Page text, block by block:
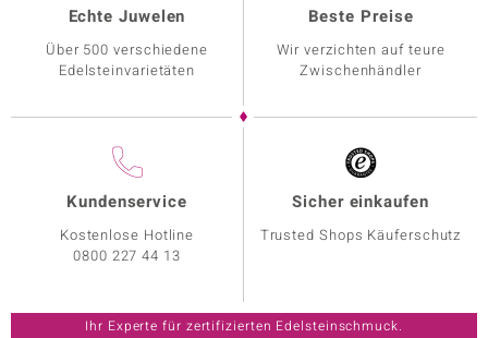
Echte Juwelen
Über 500 verschiedene
Edelsteinvarietäten
Beste Preise
Wir verzichten auf teure
Zwischenhändler
Kundenservice
Kostenlose Hotline
0800 227 44 13
Sicher einkaufen
Trusted Shops Käuferschutz
Ihr Experte für zertifizierten Edelsteinschmuck.